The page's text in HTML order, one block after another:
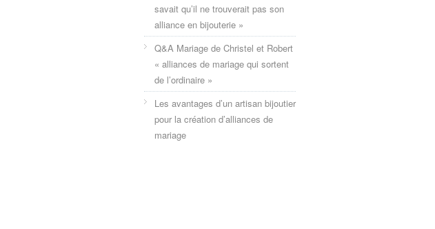
savait qu’il ne trouverait pas son
alliance en bijouterie »
Q&A Mariage de Christel et Robert
« alliances de mariage qui sortent
de l’ordinaire »
Les avantages d’un artisan bijoutier
pour la création d’alliances de
mariage